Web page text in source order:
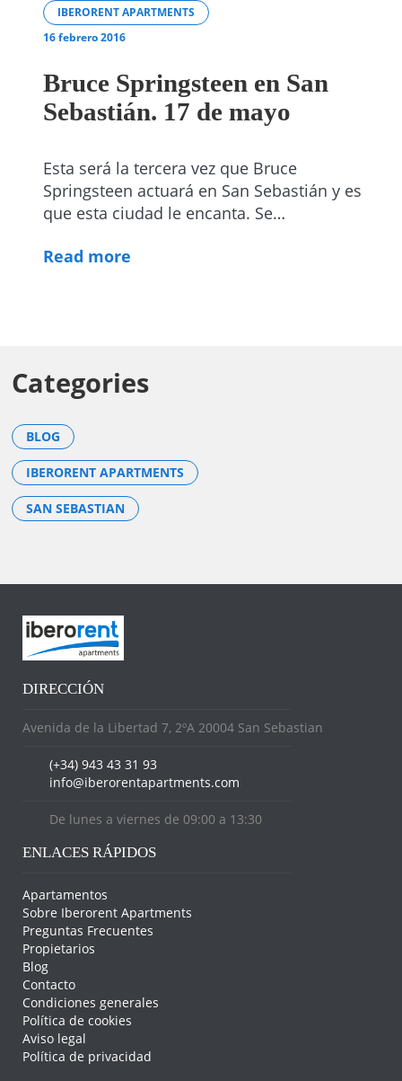
IBERORENT APARTMENTS
16 febrero 2016
Bruce Springsteen en San
Sebastián. 17 de mayo
Esta será la tercera vez que Bruce
Springsteen actuará en San Sebastián y es
que esta ciudad le encanta. Se…
Read more
Categories
BLOG
IBERORENT APARTMENTS
SAN SEBASTIAN
DIRECCIÓN
Avenida de la Libertad 7, 2ºA 20004 San Sebastian
(+34) 943 43 31 93
info@iberorentapartments.com
De lunes a viernes de 09:00 a 13:30
ENLACES RÁPIDOS
Apartamentos
Sobre Iberorent Apartments
Preguntas Frecuentes
Propietarios
Blog
Contacto
Condiciones generales
Política de cookies
Aviso legal
Política de privacidad